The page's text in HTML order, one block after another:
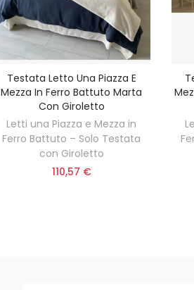
Testata Letto Una Piazza E
Mezza In Ferro Battuto Marta
Con Giroletto
Letti una Piazza e Mezza in
Ferro Battuto – Solo Testata
con Giroletto
110,57 €